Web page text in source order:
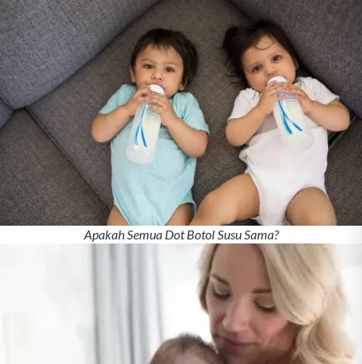
Apakah Semua Dot Botol Susu Sama?